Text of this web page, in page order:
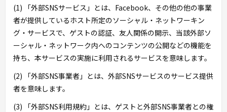
(1) 「外部SNSサービス」とは、Facebook、その他の他の事業
者が提供しているホスト所定のソーシャル・ネットワーキン
グ・サービスで、ゲストの認証、友人関係の開示、当該外部ソ
ーシャル・ネットワーク内へのコンテンツの公開などの機能を
持ち、本サービスの実施に利用されるサービスを意味します。
(2) 「外部SNS事業者」とは、外部SNSサービスのサービス提供
者を意味します。
(3) 「外部SNS利用規約」とは、ゲストと外部SNS事業者との権